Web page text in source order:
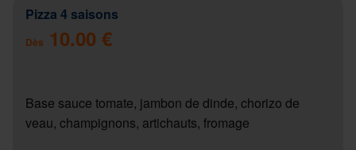
Pizza 4 saisons
Dès 10.00 €
Base sauce tomate, jambon de dinde, chorizo de
veau, champignons, artichauts, fromage